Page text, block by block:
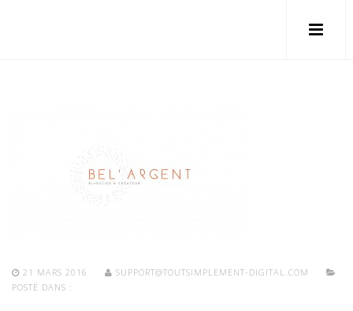
21 MARS 2016
SUPPORT@TOUTSIMPLEMENT-DIGITAL.COM
POSTÉ DANS :